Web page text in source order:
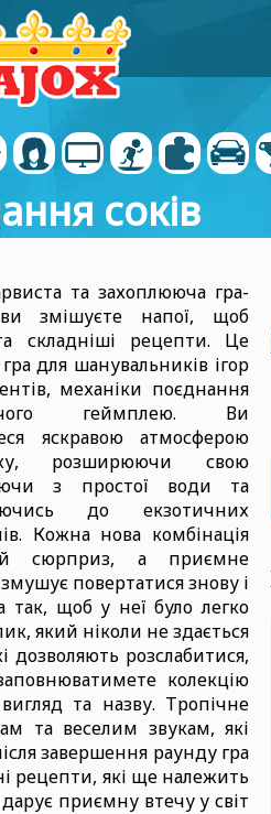
соків
та захоплююча гра-
змішуєте напої, щоб
складніші рецепти. Це
для шанувальників ігор
механіки поєднання
геймплею. Ви
яскравою атмосферою
розширюючи свою
з простої води та
до екзотичних
Кожна нова комбінація
сюрприз, а приємне
повертатися знову і
так, щоб у неї було легко
який ніколи не здається
розслабитися,
колекцію
та назву. Тропічне
та веселим звукам, які
завершення раунду гра
рецепти, які ще належить
приємну втечу у світ